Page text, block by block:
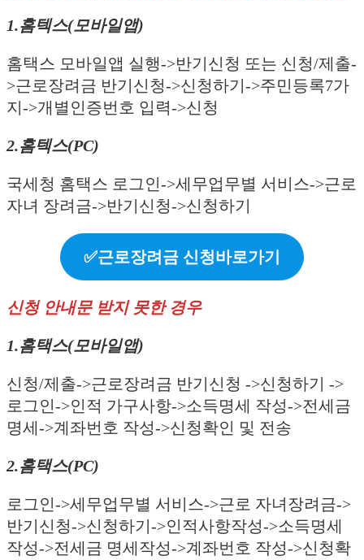
1.홈텍스(모바일앱)
홈택스 모바일앱 실행->반기신청 또는 신청/제출-
>근로장려금 반기신청->신청하기->주민등록7가
지->개별인증번호 입력->신청
2.홈텍스(PC)
국세청 홈택스 로그인->세무업무별 서비스->근로
자녀 장려금->반기신청->신청하기
✅근로장려금 신청바로가기
신청 안내문 받지 못한 경우
1.홈택스(모바일앱)
신청/제출->근로장려금 반기신청 ->신청하기 ->
로그인->인적 가구사항->소득명세 작성->전세금
명세->계좌번호 작성->신청확인 및 전송
2.홈택스(PC)
로그인->세무업무별 서비스->근로 자녀장려금->
반기신청->신청하기->인적사항작성->소득명세
작성->전세금 명세작성->계좌번호 작성->신청확